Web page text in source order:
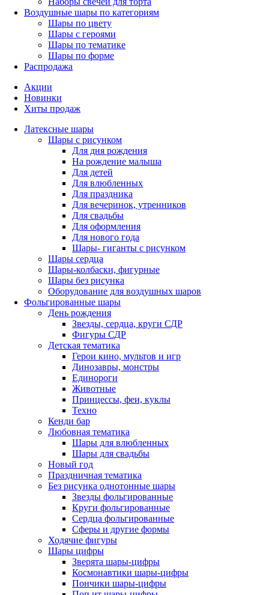
Воздушные шары по категориям
Шары по цвету
Шары с героями
Шары по тематике
Шары по форме
Распродажа
Акции
Новинки
Хиты продаж
Латексные шары
Шары с рисунком
Для дня рождения
На рождение малыша
Для детей
Для влюбленных
Для праздника
Для вечеринок, утренников
Для свадьбы
Для оформления
Для нового года
Шары- гиганты с рисунком
Шары сердца
Шары-колбаски, фигурные
Шары без рисунка
Оборудование для воздушных шаров
Фольгированные шары
День рождения
Звезды, сердца, круги СДР
Фигуры СДР
Детская тематика
Герои кино, мультов и игр
Динозавры, монстры
Единороги
Животные
Принцессы, феи, куклы
Техно
Кенди бар
Любовная тематика
Шары для влюбленных
Шары для свадьбы
Новый год
Праздничная тематика
Без рисунка однотонные шары
Звезды фольгированные
Круги фольгированные
Сердца фольгированные
Сферы и другие формы
Ходячие фигуры
Шары цифры
Зверята шары-цифры
Космонавтики шары-цифры
Пончики шары-цифры